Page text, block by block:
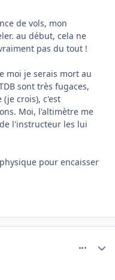
de vols, mon
au début, cela ne
pas du tout !
moi je serais mort au
sont très fugaces,
crois), c'est
Moi, l'altimètre me
l'instructeur les lui
pour encaisser